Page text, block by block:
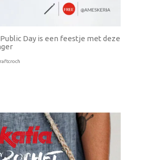
Day is een feestje met deze